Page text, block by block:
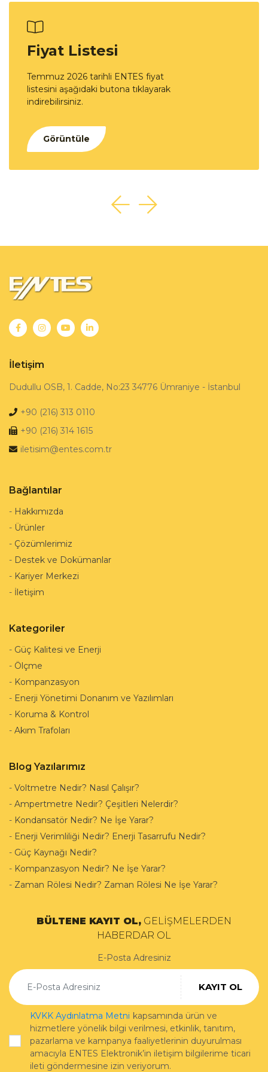
Fiyat Listesi
Temmuz 2026 tarihli ENTES fiyat
listesini aşağıdaki butona tıklayarak
indirebilirsiniz.
Görüntüle
İletişim
Dudullu OSB, 1. Cadde, No:23 34776 Ümraniye - İstanbul
+90 (216) 313 0110
+90 (216) 314 1615
iletisim@entes.com.tr
Bağlantılar
- Hakkımızda
- Ürünler
- Çözümlerimiz
- Destek ve Dokümanlar
- Kariyer Merkezi
- İletişim
Kategoriler
- Güç Kalitesi ve Enerji
- Ölçme
- Kompanzasyon
- Enerji Yönetimi Donanım ve Yazılımları
- Koruma & Kontrol
- Akım Trafoları
Blog Yazılarımız
- Voltmetre Nedir? Nasıl Çalışır?
- Ampertmetre Nedir? Çeşitleri Nelerdir?
- Kondansatör Nedir? Ne İşe Yarar?
- Enerji Verimliliği Nedir? Enerji Tasarrufu Nedir?
- Güç Kaynağı Nedir?
- Kompanzasyon Nedir? Ne İşe Yarar?
- Zaman Rölesi Nedir? Zaman Rölesi Ne İşe Yarar?
BÜLTENE KAYIT OL, GELİŞMELERDEN
HABERDAR OL
E-Posta Adresiniz
KAYIT OL
KVKK Aydınlatma Metni kapsamında ürün ve
hizmetlere yönelik bilgi verilmesi, etkinlik, tanıtım,
pazarlama ve kampanya faaliyetlerinin duyurulması
amacıyla ENTES Elektronik’in iletişim bilgilerime ticari
ileti göndermesine izin veriyorum.